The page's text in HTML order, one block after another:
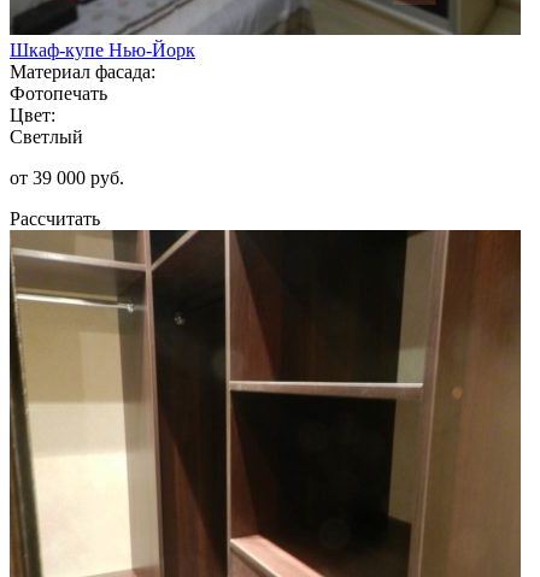
Шкаф-купе Нью-Йорк
Материал фасада:
Фотопечать
Цвет:
Светлый
от 39 000 руб.
Рассчитать